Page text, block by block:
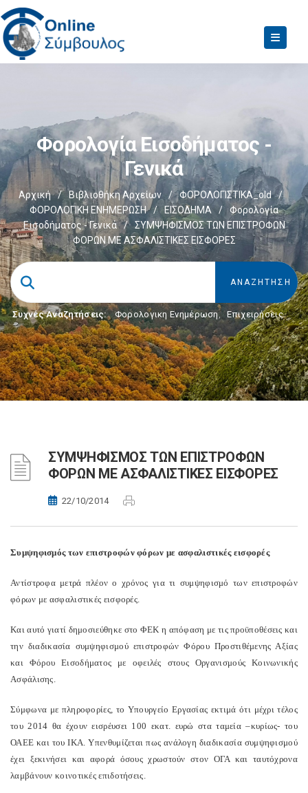
Φορολογία Εισοδήματος -
Γενικά
Αρχική / Βιβλιοθήκη Αρχείων / ΦΟΡΟΛΟΓΙΣΤΙΚΑ_old
/
ΦΟΡΟΛΟΓΙΚΗ ΕΝΗΜΕΡΩΣΗ
/ ΕΙΣΟΔΗΜΑ /
Φορολογία
Εισοδήματος - Γενικά
/
ΣΥΜΨΗΦΙΣΜΟΣ ΤΩΝ ΕΠΙΣΤΡΟΦΩΝ
ΦΟΡΩΝ ΜΕ ΑΣΦΑΛΙΣΤΙΚΕΣ ΕΙΣΦΟΡΕΣ
Συχνές Αναζητήσεις: Φορολογικη Ενημέρωση, Επιχειρήσεις
ΣΥΜΨΗΦΙΣΜΟΣ ΤΩΝ ΕΠΙΣΤΡΟΦΩΝ
ΦΟΡΩΝ ΜΕ ΑΣΦΑΛΙΣΤΙΚΕΣ ΕΙΣΦΟΡΕΣ
22/10/2014
Συμψηφισμός των επιστροφών φόρων με ασφαλιστικές εισφορές
Αντίστροφα μετρά πλέον ο χρόνος για τι συμψηφισμό των επιστροφών
φόρων με ασφαλιστικές εισφορές.
Και αυτό γιατί δημοσιεύθηκε στο ΦΕΚ η απόφαση με τις προϋποθέσεις και
την διαδικασία συμψηφισμού επιστροφών Φόρου Προστιθέμενης Αξίας
και Φόρου Εισοδήματος με οφειλές στους Οργανισμούς Κοινωνικής
Ασφάλισης.
Σύμφωνα με πληροφορίες, το Υπουργείο Εργασίας εκτιμά ότι μέχρι τέλος
του 2014 θα έχουν εισρέυσει 100 εκατ. ευρώ στα ταμεία –κυρίως- του
ΟΑΕΕ και του ΙΚΑ. Υπενθυμίζεται πως ανάλογη διαδικασία συμψηφισμού
έχει ξεκινήσει και αφορά όσους χρωστούν στον ΟΓΑ και ταυτόχρονα
λαμβάνουν κοινοτικές επιδοτήσεις.